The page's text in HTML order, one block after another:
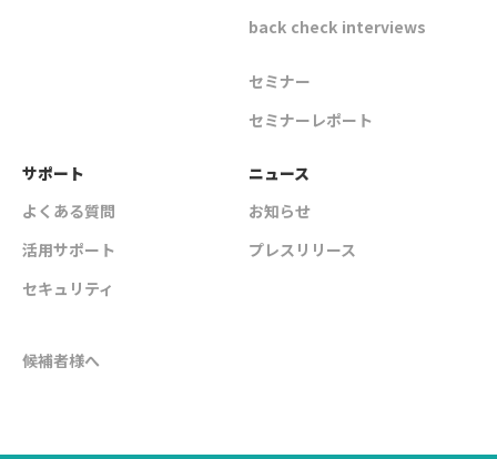
back check interviews
セミナー
セミナーレポート
サポート
よくある質問
活用サポート
セキュリティ
ニュース
お知らせ
プレスリリース
候補者様へ